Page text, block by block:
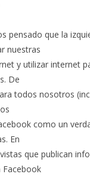
pensado que la
nuestras
y utilizar internet
De
todos nosotros
como un
En
que publican